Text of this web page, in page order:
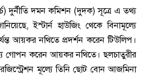
দুর্নীতি দমন কমিশন (দুদক) সূত্রে এ তথ্য
ইস্টার্ন হাউজিং থেকে বিনামূল্যে
আয়কর নথিতে প্রদর্শন করেন টিউলিপ।
গোপন করেন আয়কর নথিতে। ছলচাতুরীর
মূল্যে তিনি ছোট বোন আজমিনা